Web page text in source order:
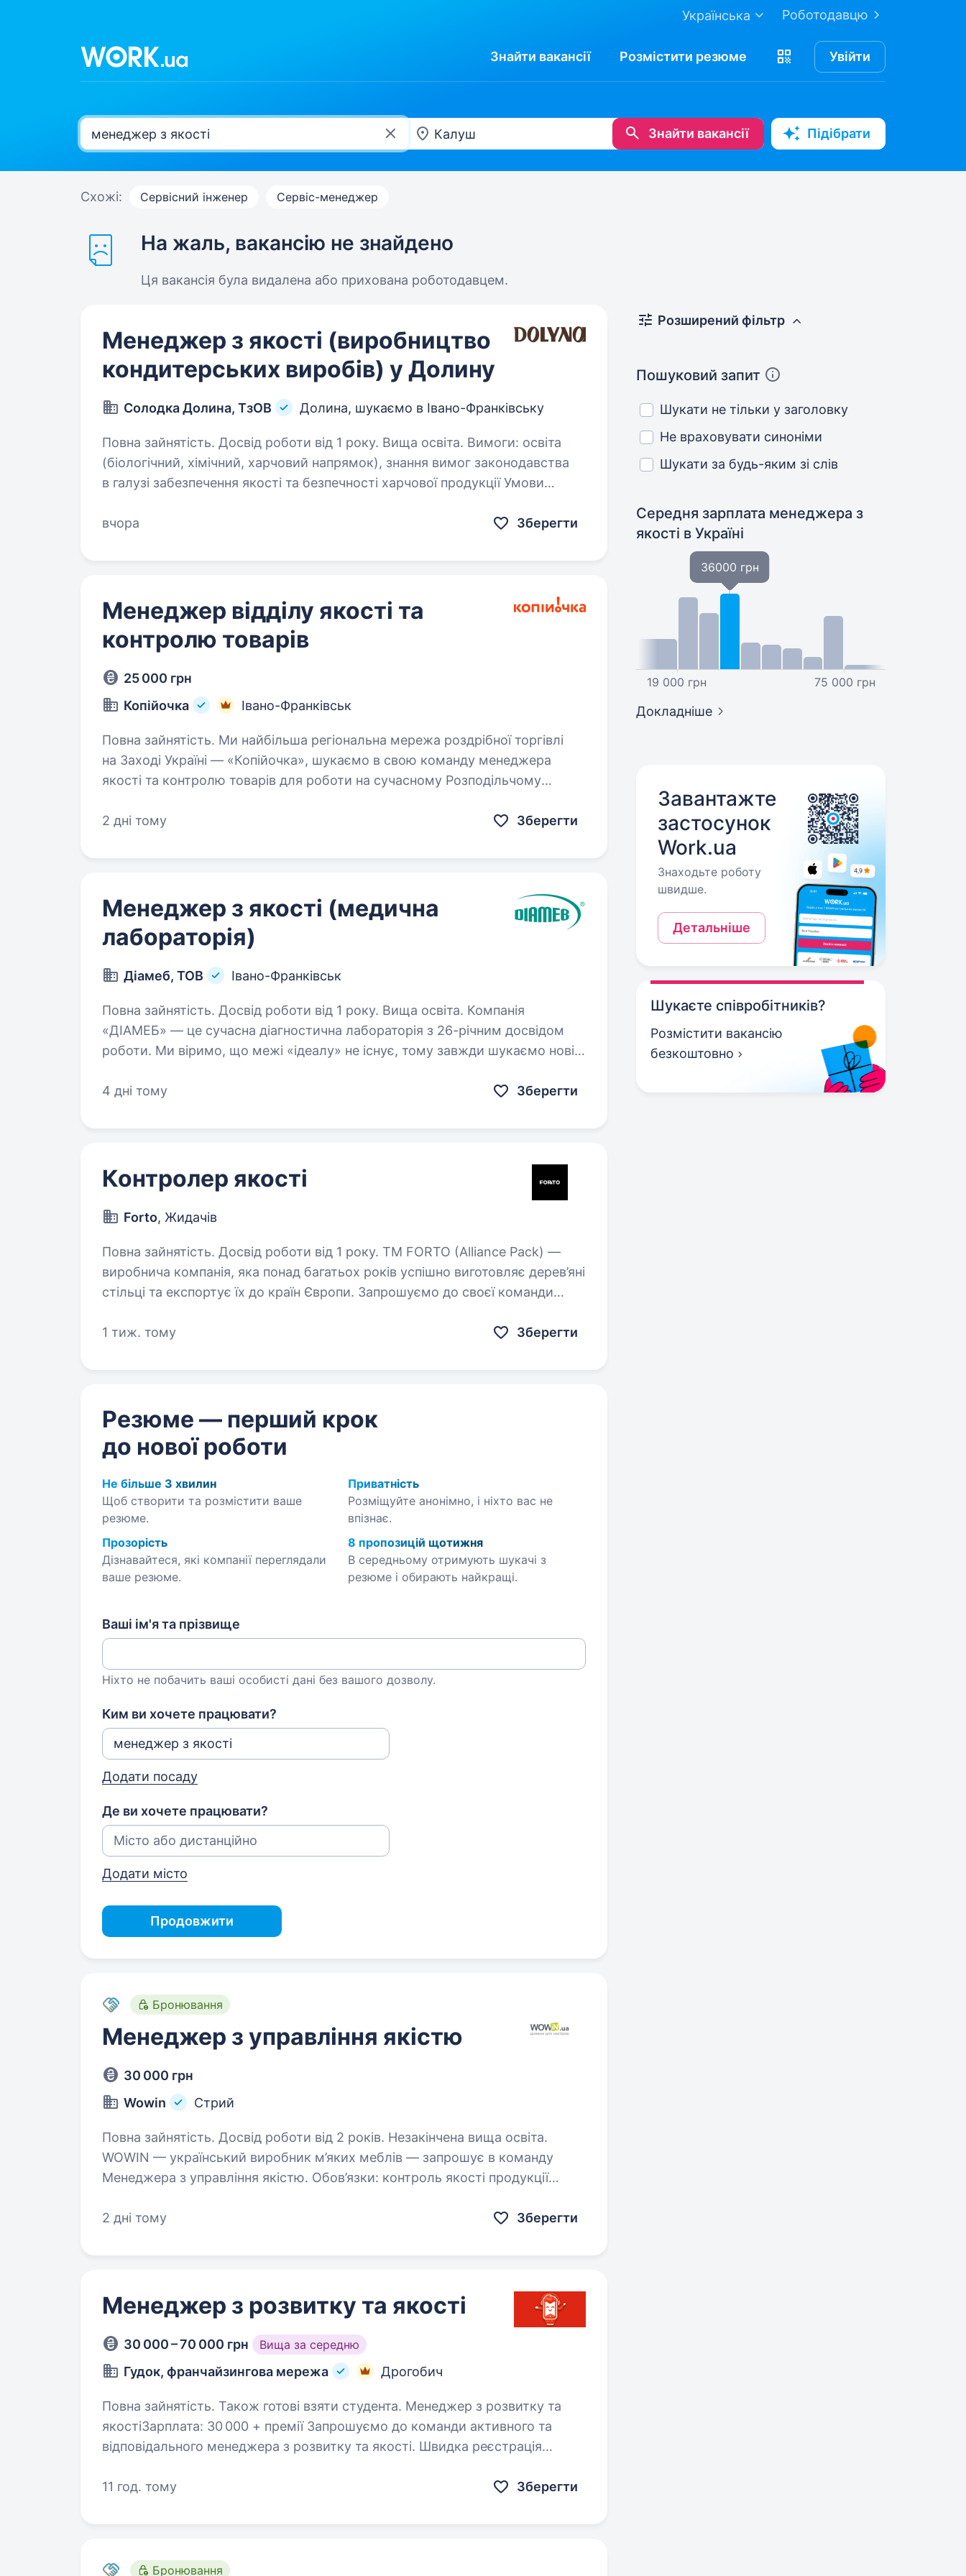
Роботодавцю
Українська
Знайти вакансії Розмістити резюме Увійти
Знайти вакансії Підібрати
Схожі: Сервісний інженер Сервіс-менеджер
На жаль, вакансію не знайдено
Ця вакансія була видалена або прихована роботодавцем.
Менеджер з якості (виробництво
кондитерських виробів) у Долину
Солодка Долина, ТзОВ Долина, шукаємо в Івано-Франківську
Повна зайнятість. Досвід роботи від 1 року. Вища освіта. Вимоги: освіта
(біологічний, хімічний, харчовий напрямок), знання вимог законодавства
в галузі забезпечення якості та безпечності харчової продукції Умови
вчора
Зберегти
Менеджер відділу якості та
контролю товарів
25 000 грн
Копійочка
Івано-Франківськ
Повна зайнятість. Ми найбільша регіональна мережа роздрібної торгівлі
на Заході Україні — «Копійочка», шукаємо в свою команду менеджера
якості та контролю товарів для роботи на сучасному Розподільчому
2 дні тому
Зберегти
Менеджер з якості (медична
лабораторія)
Діамеб, ТОВ Івано-Франківськ
Повна зайнятість. Досвід роботи від 1 року. Вища освіта. Компанія
«ДІАМЕБ» — це сучасна діагностична лабораторія з 26-річним досвідом
роботи. Ми віримо, що межі «ідеалу» не існує, тому завжди шукаємо нові
знаходимося…
4 дні тому Зберегти
Контролер якості
Forto, Жидачів
Повна зайнятість. Досвід роботи від 1 року. TM FORTO (Alliance Pack) —
виробнича компанія, яка понад багатьох років успішно виготовляє дерев’яні
стільці та експортує їх до країн Європи. Запрошуємо до своєї команди
1 тиж. тому
Зберегти
Резюме — перший крок
до нової роботи
Не більше 3 хвилин
Щоб створити та розмістити ваше
резюме.
Приватність
Розміщуйте анонімно, і ніхто вас не
впізнає.
Прозорість
Дізнавайтеся, які компанії переглядали
ваше резюме.
8 пропозицій щотижня
В середньому отримують шукачі з
резюме і обирають найкращі.
Ваші ім'я та прізвище
Ніхто не побачить ваші особисті дані без вашого дозволу.
Ким ви хочете працювати?
Додати посаду
Де ви хочете працювати?
Додати місто
Продовжити
Бронювання
Менеджер з управління якістю
30 000 грн
Wowin
Стрий
Повна зайнятість. Досвід роботи від 2 років. Незакінчена вища освіта.
WOWIN — український виробник м’яких меблів — запрошує в команду
Менеджера з управління якістю. Обов’язки: контроль якості продукції
контроль…
2 дні тому Зберегти
Менеджер з розвитку та якості
30 000 – 70 000 грн Вища за середню
Гудок, франчайзингова мережа Дрогобич
Повна зайнятість. Також готові взяти студента. Менеджер з розвитку та
якостіЗарплата: 30 000 + премії Запрошуємо до команди активного та
відповідального менеджера з розвитку та якості. Швидка реєстрація
11 год. тому
Зберегти
Бронювання
Розширений фільтр
Пошуковий запит
Шукати не тільки у заголовку
Не враховувати синоніми
Шукати за будь-яким зі слів
Середня зарплата менеджера з
якості в Україні
19 000 грн
36000 грн
75 000 грн
Докладніше
Завантажте
застосунок
Work.ua
Знаходьте роботу
швидше.
Детальніше
Шукаєте співробітників?
Розмістити вакансію
безкоштовно